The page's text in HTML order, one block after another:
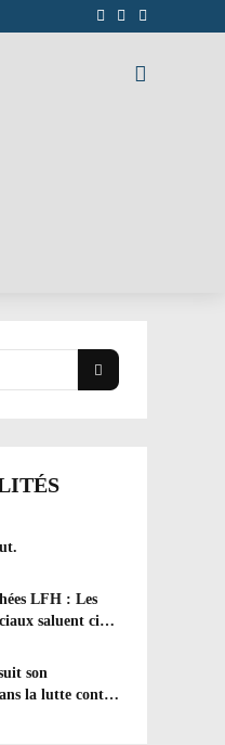
LFH : Les
saluent cinq
social et les
!
son
la lutte contre